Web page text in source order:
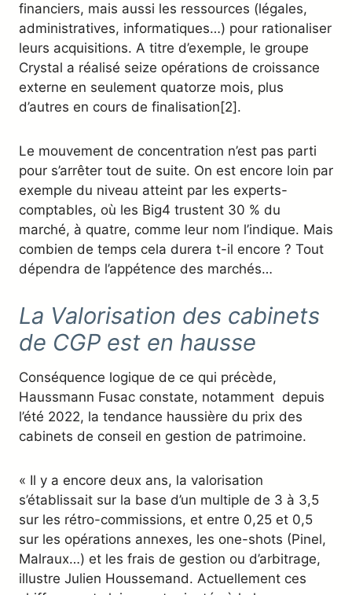
financiers, mais aussi les ressources (légales,
administratives, informatiques…) pour rationaliser
leurs acquisitions. A titre d’exemple, le groupe
Crystal a réalisé seize opérations de croissance
externe en seulement quatorze mois, plus
d’autres en cours de finalisation[2].
Le mouvement de concentration n’est pas parti
pour s’arrêter tout de suite. On est encore loin par
exemple du niveau atteint par les experts-
comptables, où les Big4 trustent 30 % du
marché, à quatre, comme leur nom l’indique. Mais
combien de temps cela durera t-il encore ? Tout
dépendra de l’appétence des marchés…
La Valorisation des cabinets
de CGP est en hausse
Conséquence logique de ce qui précède,
Haussmann Fusac constate, notamment depuis
l’été 2022, la tendance haussière du prix des
cabinets de conseil en gestion de patrimoine.
« Il y a encore deux ans, la valorisation
s’établissait sur la base d’un multiple de 3 à 3,5
sur les rétro-commissions, et entre 0,25 et 0,5
sur les opérations annexes, les one-shots (Pinel,
Malraux…) et les frais de gestion ou d’arbitrage,
illustre Julien Houssemand. Actuellement ces